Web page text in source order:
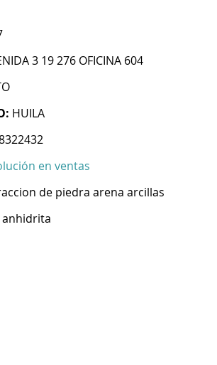
3 19 276 OFICINA 604
HUILA
en ventas
de piedra arena arcillas
anhidrita